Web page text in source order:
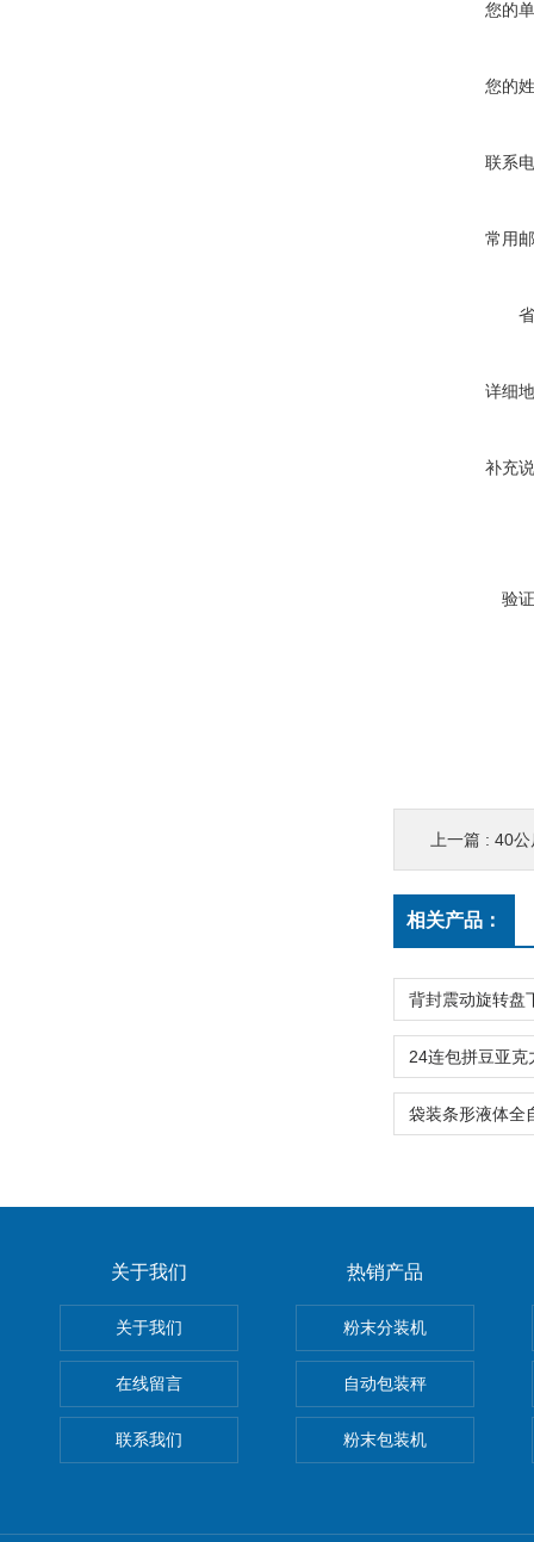
您的
您的
联系
常用
详细
补充
验
上一篇 : 40公
相关产品：
关于我们
关于我们
在线留言
联系我们
热销产品
粉末分装机
自动包装秤
粉末包装机